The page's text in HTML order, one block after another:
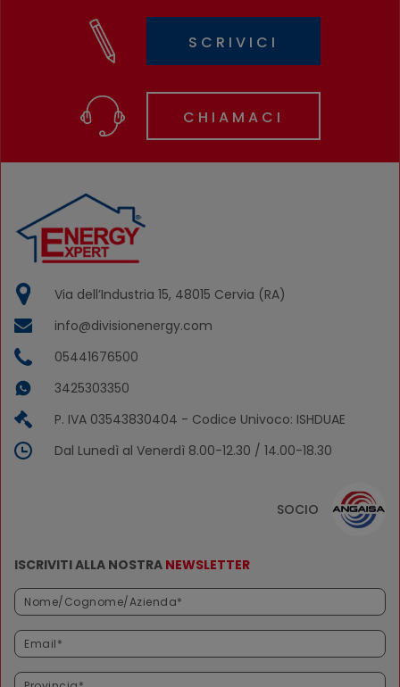
SCRIVICI
CHIAMACI
Via dell’Industria 15, 48015 Cervia (RA)
info@divisionenergy.com
05441676500
3425303350
P. IVA 03543830404 - Codice Univoco: ISHDUAE
Dal Lunedì al Venerdì 8.00-12.30 / 14.00-18.30
SOCIO
ISCRIVITI ALLA NOSTRA NEWSLETTER